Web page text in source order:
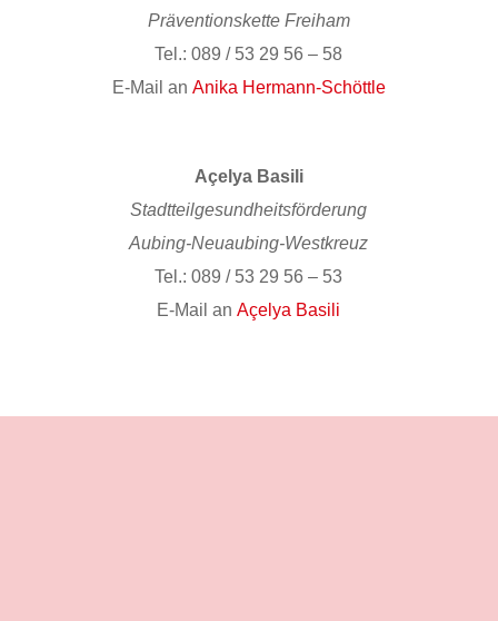
Präventionskette Freiham
Tel.: 089 / 53 29 56 – 58
E-Mail an Anika Hermann-Schöttle
Açelya Basili
Stadtteilgesundheitsförderung
Aubing-Neuaubing-Westkreuz
Tel.: 089 / 53 29 56 – 53
E-Mail anAçelya Basili